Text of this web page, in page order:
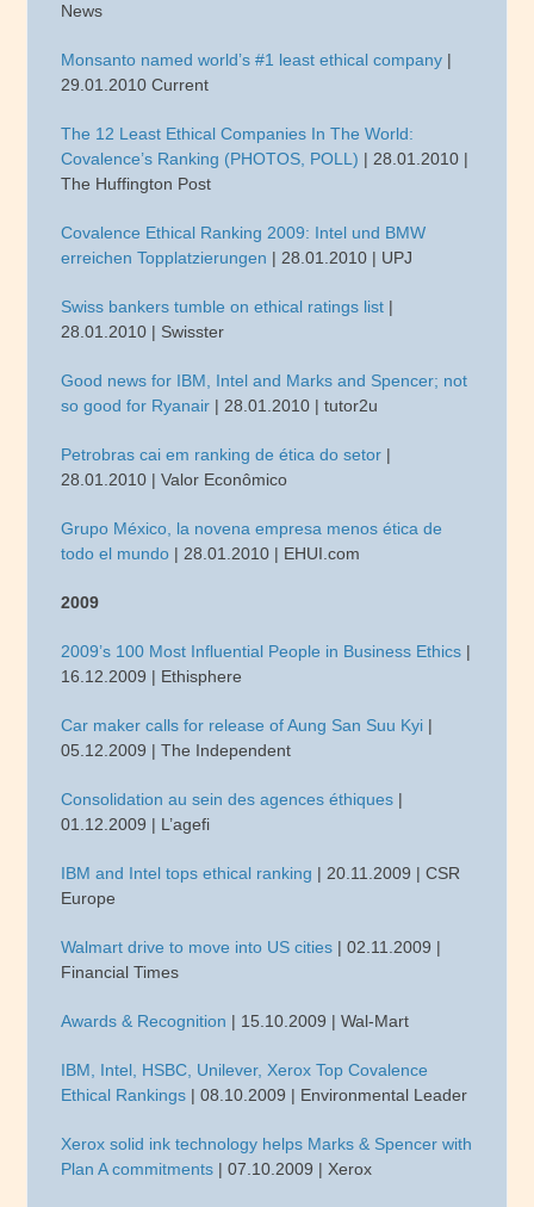
News
Monsanto named world’s #1 least ethical company |
29.01.2010 Current
The 12 Least Ethical Companies In The World:
Covalence’s Ranking (PHOTOS, POLL) | 28.01.2010 |
The Huffington Post
Covalence Ethical Ranking 2009: Intel und BMW
erreichen Topplatzierungen | 28.01.2010 | UPJ
Swiss bankers tumble on ethical ratings list |
28.01.2010 | Swisster
Good news for IBM, Intel and Marks and Spencer; not
so good for Ryanair | 28.01.2010 | tutor2u
Petrobras cai em ranking de ética do setor |
28.01.2010 | Valor Econômico
Grupo México, la novena empresa menos ética de
todo el mundo | 28.01.2010 | EHUI.com
2009
2009’s 100 Most Influential People in Business Ethics |
16.12.2009 | Ethisphere
Car maker calls for release of Aung San Suu Kyi |
05.12.2009 | The Independent
Consolidation au sein des agences éthiques |
01.12.2009 | L’agefi
IBM and Intel tops ethical ranking | 20.11.2009 | CSR
Europe
Walmart drive to move into US cities | 02.11.2009 |
Financial Times
Awards & Recognition | 15.10.2009 | Wal-Mart
IBM, Intel, HSBC, Unilever, Xerox Top Covalence
Ethical Rankings | 08.10.2009 | Environmental Leader
Xerox solid ink technology helps Marks & Spencer with
Plan A commitments | 07.10.2009 | Xerox